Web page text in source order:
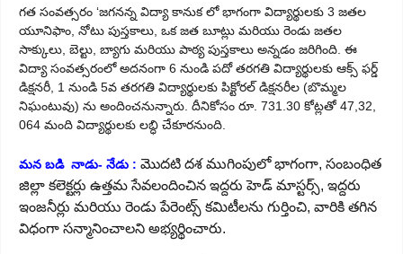
గత సంవత్సరం ‘జగనన్న విద్యా కానుక లో భాగంగా విద్యార్థులకు 3 జతల
యూనిఫాం, నోటు పుస్తకాలు, ఒక జత బూట్లు మరియు రెండు జతల
సాక్కులు, బెల్టు, బ్యాగు మరియు పాఠ్య పుస్తకాలు అన్నడం జరిగింది. ఈ
విద్యా సంవత్సరంలో అదనంగా 6 నుండి పదో తరగతి విద్యార్థులకు ఆక్స్ ఫర్డ్
డిక్షనరీ, 1 నుండి 5వ తరగతి విద్యార్థులకు పిక్టోరల్ డిక్షనరీల (బొమ్మల
నిఘంటువు) ను అందించనున్నారు. దీనికోసం రూ. 731.30 కోట్లతో 47,32,
064 మంది విద్యార్థులకు లబ్ధి చేకూరనుంది.
మన బడి నాడు- నేడు : మొదటి దశ ముగింపులో భాగంగా, సంబంధిత
జిల్లా కలెక్టర్లు ఉత్తమ సేవలందించిన ఇద్దరు హెడ్ మాస్టర్స్, ఇద్దరు
ఇంజనీర్లు మరియు రెండు పేరెంట్స్ కమిటీలను గుర్తించి, వారికి తగిన
విధంగా సన్మానించాలని అభ్యర్థించారు.